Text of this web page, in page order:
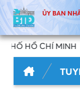
ỦY BAN
MINH